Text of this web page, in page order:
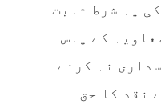
یہ شرط ثابت
کے پاس
نہ کرنے
نقد کا حق